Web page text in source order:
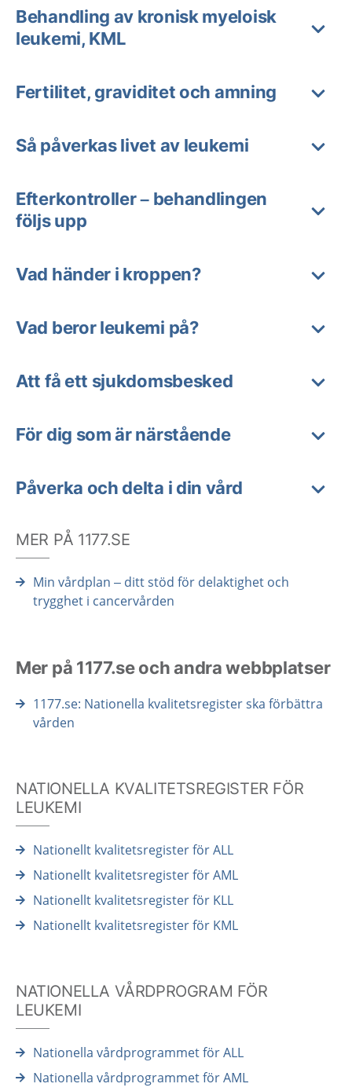
Behandling av kronisk myeloisk
leukemi, KML
Fertilitet, graviditet och amning
Så påverkas livet av leukemi
Efterkontroller – behandlingen
följs upp
Vad händer i kroppen?
Vad beror leukemi på?
Att få ett sjukdomsbesked
För dig som är närstående
Påverka och delta i din vård
MER PÅ 1177.SE
Min vårdplan – ditt stöd för delaktighet och
trygghet i cancervården
Mer på 1177.se och andra webbplatser
1177.se: Nationella kvalitetsregister ska förbättra
vården
NATIONELLA KVALITETSREGISTER FÖR
LEUKEMI
Nationellt kvalitetsregister för ALL
Nationellt kvalitetsregister för AML
Nationellt kvalitetsregister för KLL
Nationellt kvalitetsregister för KML
NATIONELLA VÅRDPROGRAM FÖR
LEUKEMI
Nationella vårdprogrammet för ALL
Nationella vårdprogrammet för AML